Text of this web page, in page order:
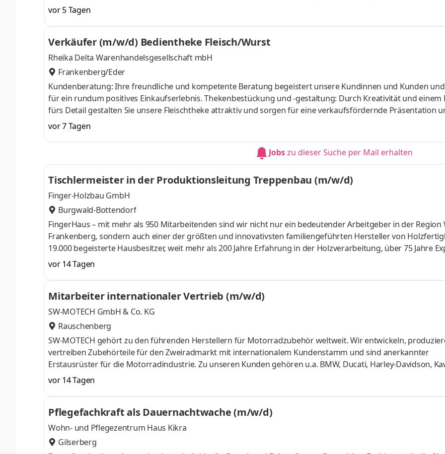
Weihnachtsgeld etc. Unterstützung: Wir unterstützen Sie nicht nur als Ansprechpartner für persönliche Belange oder
mit unserem Schulungsangebot. Sie erhalten zudem eine individuelle und abteilungsübergreifende
B. in der Arbeitsvorbereitung, auf der Baustelle oder in der Disposition.
vor 5 Tagen
Verkäufer (m/w/d) Bedientheke Fleisch/Wurst
Rheika Delta Warenhandelsgesellschaft mbH
Frankenberg/Eder
Kundenberatung: Ihre freundliche und kompetente Beratung begeistert unsere Kundinnen und Kunden
für ein rundum positives Einkaufserlebnis. Thekenbestückung und -gestaltung: Durch Kreativität und einem Blick
fürs Detail gestalten Sie unsere Fleischtheke attraktiv und sorgen für eine verkaufsfördernde Präsentation
Produkte. Sauberkeit und Ordnung: Sie bereiten die Fleischtheke für den Verkauf vor und sorgen jederzeit für einen
sauberen, gepflegten und einladenden Arbeitsbereich.
vor 7 Tagen
Jobszu dieser Suche per Mail erhalten
Tischlermeister in der Produktionsleitung Treppenbau (m/w/d)
Finger-Holzbau GmbH
Burgwald-Bottendorf
FingerHaus – mit mehr als 950 Mitarbeitenden sind wir nicht nur ein bedeutender Arbeitgeber in der Region
Frankenberg, sondern auch einer der größten und innovativsten familien­geführten Hersteller von
19.000 begeisterte Haus­besitzer, weit mehr als 200 Jahre Erfahrung in der Holz­ver­arbei­tung, über 75 Jahre
im Fertig­hausbau und mehr als 740 deutsch­land­weit gebaute Häuser pro Jahr zeigen, wofür wir stehen:
sichtbare Zukunft bauen. Aus Tradition, mit Stolz und Leiden­schaft. Bei uns findet Ihre Zukunft ein Zuhause.
wir uns was auf. Gemeinsam. Wie? Mit Ihrem Einstieg in unser Team in Burgwald-Bottendorf als
der Prod
vor 14 Tagen
Mitarbeiter internationaler Vertrieb (m/w/d)
SW-MOTECH GmbH & Co. KG
Rauschenberg
SW-MOTECH gehört zu den führenden Herstellern für Motorradzubehör weltweit. Wir entwickeln,
vertreiben Zubehörteile für den Zweiradmarkt mit internationalem Kundenstamm und sind anerkannter
Erstausrüster für die Motorradindustrie. Zu unseren Kunden gehören u.a. BMW, Ducati, Harley-Davidson,
KTM, Suzuki und Zero. SW-MOTECH ist ein seit Gründung stetig wachsendes Unternehmen. Entsprechende
und persönliche Eignung vorausgesetzt, bieten wir Dir daher die Perspektive künftig mit uns zu wachsen und
Verantwortung zu übernehmen. Aufgaben Aktive Betreuung und Weiterentwicklung nationaler und
Kunden Beobachtung der Kundenentwicklung und Identifikatio
vor 14 Tagen
Pflegefachkraft als Dauernachtwache (m/w/d)
Wohn- und Pflegezentrum Haus Kikra
Gilserberg